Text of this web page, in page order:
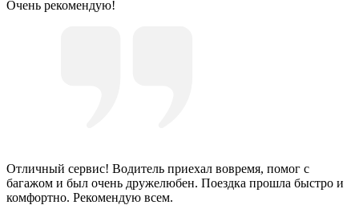
Очень рекомендую!
Отличный сервис! Водитель приехал вовремя, помог с
багажом и был очень дружелюбен. Поездка прошла быстро и
комфортно. Рекомендую всем.